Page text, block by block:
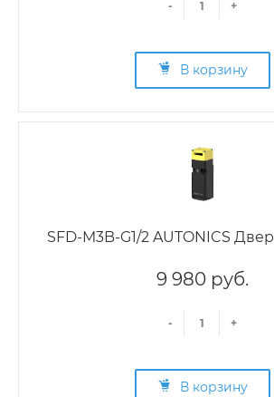
- +
В корзину
SFD-M3B-G1/2 AUTONICS
9 980 руб.
- +
В корзину